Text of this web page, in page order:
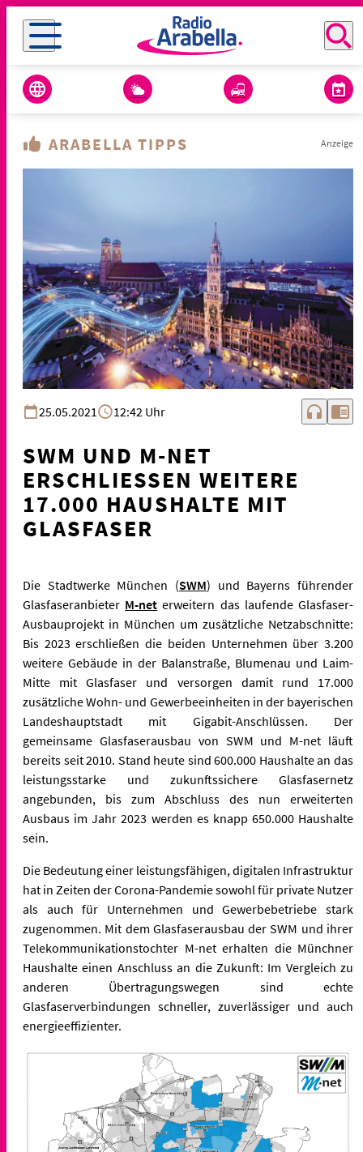
ARABELLA TIPPS Anzeige
25.05.2021 12:42 Uhr headphones chrome_reader_mode
SWM UND M-NET
ERSCHLIESSEN WEITERE 1
7.000 HAUSHALTE MIT G
LASFASER
Die Stadtwerke München (SWM) und Bayerns führender
Glasfaseranbieter M-net erweitern das laufende Glasfaser-
Ausbauprojekt in München um zusätzliche Netzabschnitte:
Bis 2023 erschließen die beiden Unternehmen über 3.200
weitere Gebäude in der Balanstraße, Blumenau und Laim-
Mitte mit Glasfaser und versorgen damit rund 17.000
zusätzliche Wohn- und Gewerbeeinheiten in der bayerischen
Landeshauptstadt mit Gigabit-Anschlüssen. Der
gemeinsame Glasfaserausbau von SWM und M-net läuft
bereits seit 2010. Stand heute sind 600.000 Haushalte an das
leistungsstarke und zukunftssichere Glasfasernetz
angebunden, bis zum Abschluss des nun erweiterten
Ausbaus im Jahr 2023 werden es knapp 650.000 Haushalte
sein.
Die Bedeutung einer leistungsfähigen, digitalen Infrastruktur
hat in Zeiten der Corona-Pandemie sowohl für private Nutzer
als auch für Unternehmen und Gewerbebetriebe stark
zugenommen. Mit dem Glasfaserausbau der SWM und ihrer
Telekommunikationstochter M-net erhalten die Münchner
Haushalte einen Anschluss an die Zukunft: Im Vergleich zu
anderen Übertragungswegen sind echte
Glasfaserverbindungen schneller, zuverlässiger und auch
energieeffizienter.